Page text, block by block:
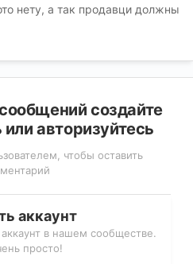
нету, а так продавци должны
создайте
авторизуйтесь
чтобы оставить
аккаунт
в нашем сообществе.
просто!